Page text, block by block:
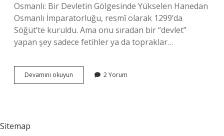
Osmanlı: Bir Devletin Gölgesinde Yükselen Hanedan
Osmanlı İmparatorluğu, resmî olarak 1299’da
Söğüt’te kuruldu. Ama onu sıradan bir “devlet”
yapan şey sadece fetihler ya da topraklar…
Devamını okuyun Osmanlı
devlet
2 Yorum
Sitemap